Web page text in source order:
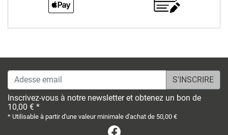
Adesse email
Inscrivez-vous à notre newsletter et obtenez un bon de
10,00 € *
* Utilisable à partir d'une valeur minimale d'achat de 50,00 €